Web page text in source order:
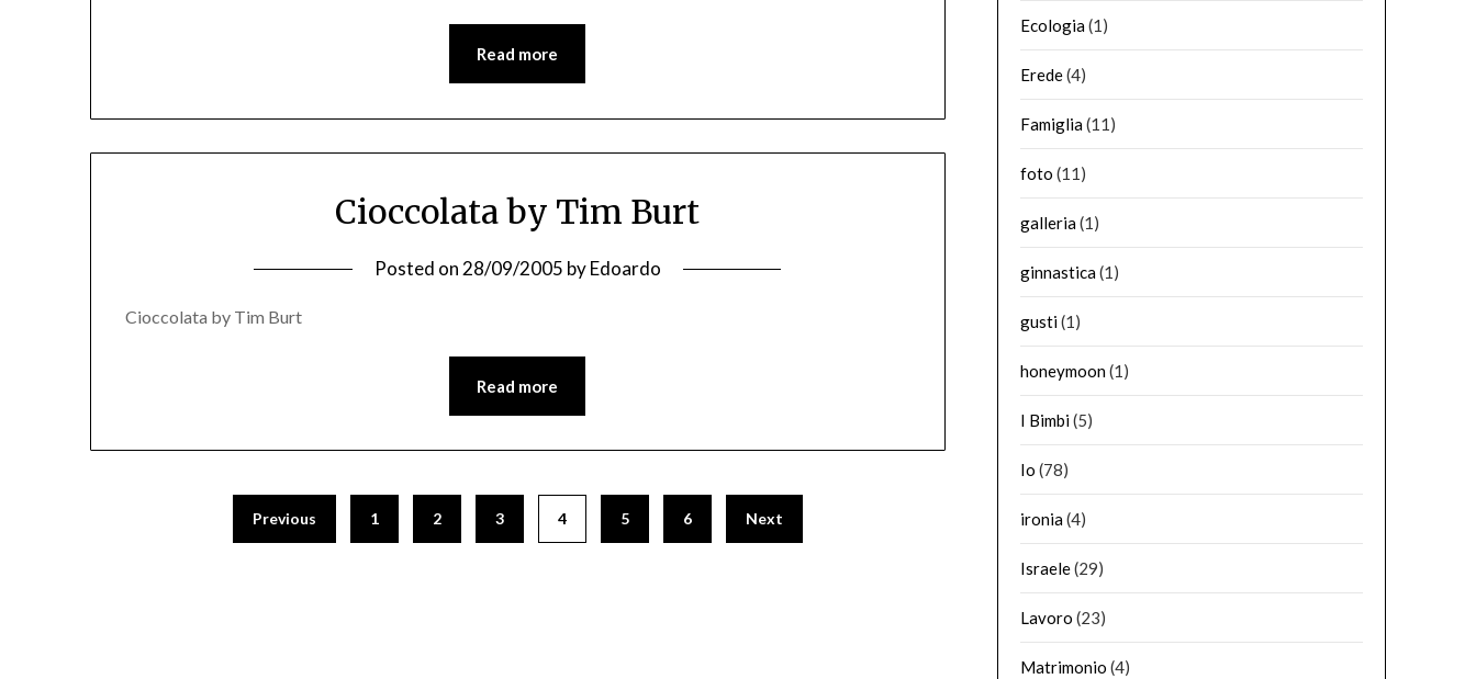
Read more
Cioccolata by Tim Burt
Posted on 28/09/2005 byEdoardo
Cioccolata by Tim Burt
Read more
Previous 1 2 3 4 5 6 Next
Ecologia(1)
Erede(4)
Famiglia(11)
foto (11)
galleria(1)
ginnastica(1)
gusti(1)
honeymoon(1)
I Bimbi(5)
Io (78)
ironia(4)
Israele(29)
Lavoro (23)
Matrimonio (4)